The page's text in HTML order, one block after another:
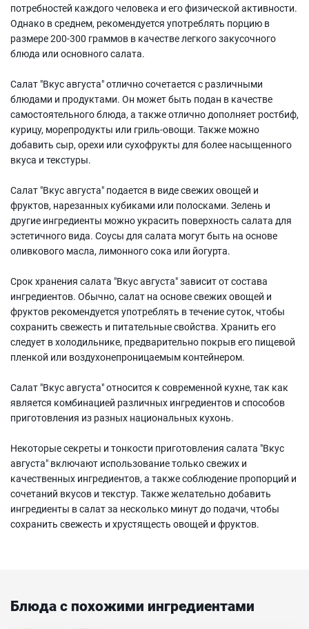
потребностей каждого человека и его физической активности.
Однако в среднем, рекомендуется употреблять порцию в
размере 200-300 граммов в качестве легкого закусочного
блюда или основного салата.
Салат "Вкус августа" отлично сочетается с различными
блюдами и продуктами. Он может быть подан в качестве
самостоятельного блюда, а также отлично дополняет ростбиф,
курицу, морепродукты или гриль-овощи. Также можно
добавить сыр, орехи или сухофрукты для более насыщенного
вкуса и текстуры.
Салат "Вкус августа" подается в виде свежих овощей и
фруктов, нарезанных кубиками или полосками. Зелень и
другие ингредиенты можно украсить поверхность салата для
эстетичного вида. Соусы для салата могут быть на основе
оливкового масла, лимонного сока или йогурта.
Срок хранения салата "Вкус августа" зависит от состава
ингредиентов. Обычно, салат на основе свежих овощей и
фруктов рекомендуется употреблять в течение суток, чтобы
сохранить свежесть и питательные свойства. Хранить его
следует в холодильнике, предварительно покрыв его пищевой
пленкой или воздухонепроницаемым контейнером.
Салат "Вкус августа" относится к современной кухне, так как
является комбинацией различных ингредиентов и способов
приготовления из разных национальных кухонь.
Некоторые секреты и тонкости приготовления салата "Вкус
августа" включают использование только свежих и
качественных ингредиентов, а также соблюдение пропорций и
сочетаний вкусов и текстур. Также желательно добавить
ингредиенты в салат за несколько минут до подачи, чтобы
сохранить свежесть и хрустящесть овощей и фруктов.
Блюда с похожими ингредиентами